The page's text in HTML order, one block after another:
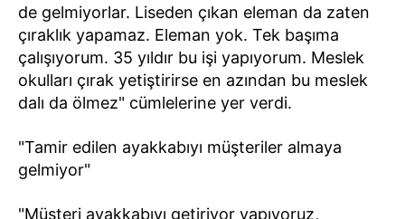
de gelmiyorlar. Liseden çıkan eleman da zaten
çıraklık yapamaz. Eleman yok. Tek başıma
çalışıyorum. 35 yıldır bu işi yapıyorum. Meslek
okulları çırak yetiştirirse en azından bu meslek
dalı da ölmez" cümlelerine yer verdi.
"Tamir edilen ayakkabıyı müşteriler almaya
gelmiyor"
"Müşteri ayakkabıyı getiriyor yapıyoruz,